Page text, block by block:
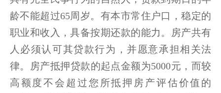
龄不能超过65周岁。有本市常住户口，稳定的
职业和收入，具备按期还款的能力。房产共有
人必须认可其贷款行为，并愿意承担相关法
律。房产抵押贷款的起点金额为5000元，而较
高额度不会超过您所抵押房产评估价值的